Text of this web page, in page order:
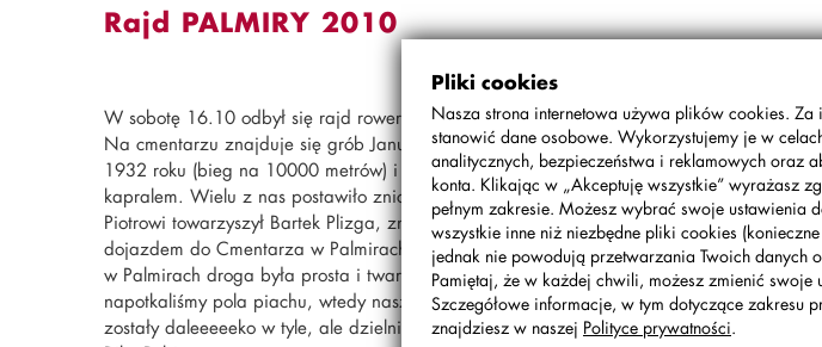
Pliki cookies
Nasza strona internetowa używa plików cookies.
stanowić dane osobowe. Wykorzystujemy je w
analitycznych, bezpieczeństwa i reklamowych oraz
konta. Klikając w „Akceptuję wszystkie” wyrażasz
pełnym zakresie. Możesz wybrać swoje ustawienia
wszystkie inne niż niezbędne pliki cookies
jednak nie powodują przetwarzania Twoich danych
Pamiętaj, że w każdej chwili, możesz zmienić
Szczegółowe informacje, w tym dotyczące zakresu
znajdziesz w naszej Polityce prywatności.
Rajd PALMIRY 2010
W sobotę 16.10 odbył się rajd rowerowy “Palmiry”. Celem rajdu było odwiedzenie
Na cmentarzu znajduje się grób Janusza Kusocińskiego, polskiego olimpijczyka, zdobył
1932 roku (bieg na 10000 metrów) i srebrny medal w Turynie w 1934 roku (bieg na
kapralem. Wielu z nas postawiło znicz właśnie na jego grobie. Od pierwszych świateł
Piotrowi towarzyszył Bartek Plizga, znakomity kolarz, za nim jechali równie świetni:
dojazdem do Cmentarza w Palmirach spotkaliśmy wycieczkę pieszą, na której czele
w Palmirach droga była prosta i twarda, o tyle wracając i zajeżdżając do BikerPubu
napotkaliśmy pola piachu, wtedy nasze biedne dziewczyny to jest: Karolina Dobosz,
zostały daleeeeeko w tyle, ale dzielnie im pomagaliśmy. Wycieczka byla bardzo udana i